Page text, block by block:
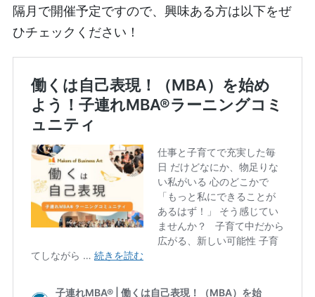
隔月で開催予定ですので、興味ある方は以下をぜ
ひチェックください！